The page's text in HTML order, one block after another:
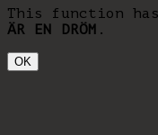
This function
ÄR EN DRÖM .
OK